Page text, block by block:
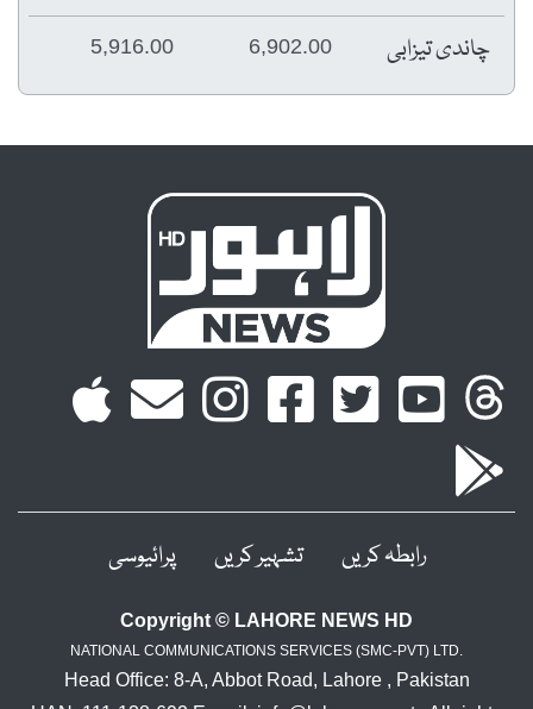
چاندی تیزابی 6,902.00
5,916.00
رابطہ کریں تشہیر کریں پرائیوسی
Copyright © LAHORE NEWS HD
NATIONAL COMMUNICATIONS SERVICES (SMC-PVT) LTD.
Head Office: 8-A, Abbot Road, Lahore , Pakistan